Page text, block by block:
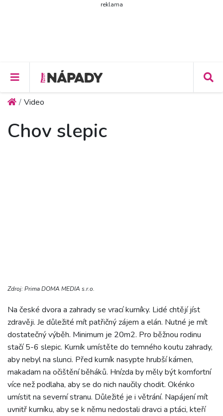
reklama
Video
Chov slepic
Zdroj: Prima DOMA MEDIA s.r.o.
Na české dvora a zahrady se vrací kurníky. Lidé chtějí jíst
zdravěji. Je důležité mít patřičný zájem a elán. Nutné je mít
dostatečný výběh. Minimum je 20m2. Pro běžnou rodinu
stačí 5-6 slepic. Kurník umístěte do temného koutu zahrady,
aby nebyl na slunci. Před kurník nasypte hrubší kámen,
makadam na očištění běháků. Hnízda by měly být komfortní
více než podlaha, aby se do nich naučily chodit. Okénko
umístit na severní stranu. Důležité je i větrání. Napájení mít
uvnitř kurníku, aby se k němu nedostali dravci a ptáci, kteří